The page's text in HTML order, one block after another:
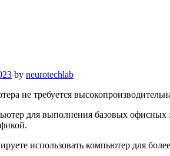
by neurotechlab
не требуется
для выполнения базовых офисных
использовать компьютер для